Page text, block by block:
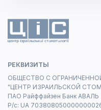
РЕКВИЗИТЫ
ОБЩЕСТВО С
"ЦЕНТР ИЗРАИЛЬСКОЙ
ПАО Райффайзен Банк АВАЛЬ
Р/с: UA